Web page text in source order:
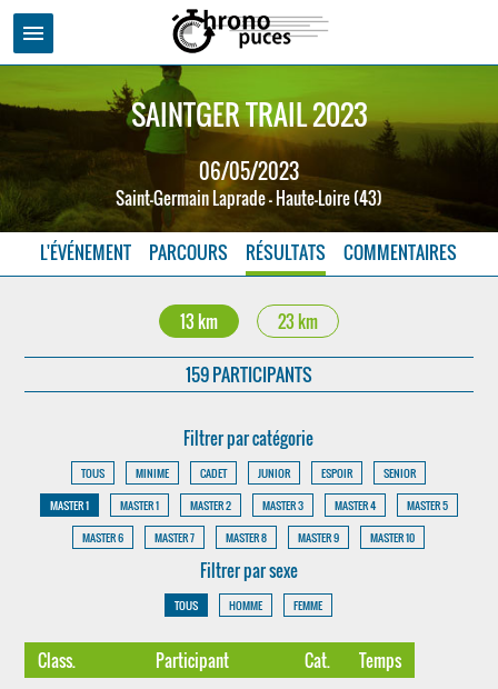
menu
SAINTGER TRAIL 2023
06/05/2023
Saint-Germain Laprade - Haute-Loire (43)
L'ÉVÉNEMENT PARCOURS RÉSULTATS COMMENTAIRES
13 km 23 km
159 PARTICIPANTS
Filtrer par catégorie
TOUS MINIME CADET JUNIOR ESPOIR
SENIOR
MASTER 1
MASTER 1 MASTER 2 MASTER 3 MASTER 4
MASTER 5
MASTER 6
MASTER 7 MASTER 8 MASTER 9 MASTER 10
Filtrer par sexe
TOUS HOMME FEMME
Class. Participant Cat. Temps